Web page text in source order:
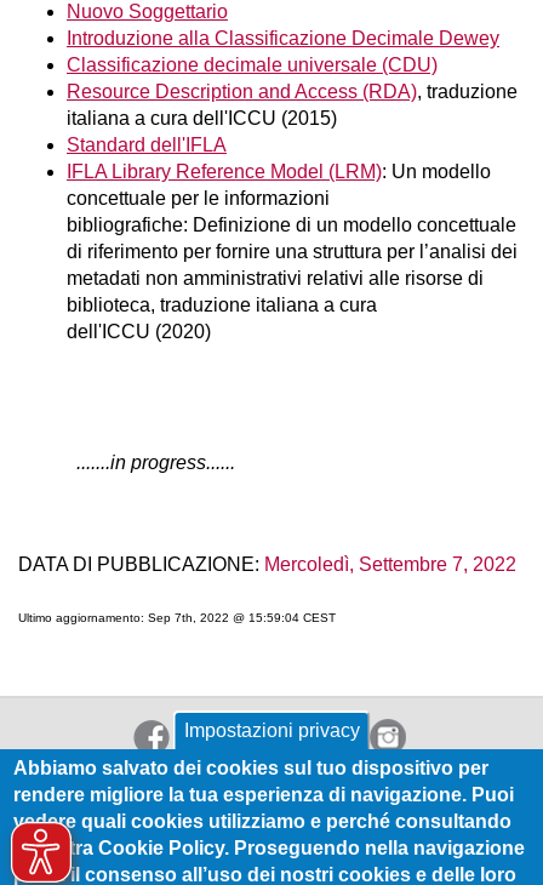
Impostazioni privacy
Abbiamo salvato dei cookies sul tuo dispositivo per
rendere migliore la tua esperienza di navigazione. Puoi
vedere quali cookies utilizziamo e perché consultando
la nostra Cookie Policy. Proseguendo nella navigazione
presti il consenso all’uso dei nostri cookies e delle loro
Nuovo Soggettario
Introduzione alla Classificazione Decimale Dewey
​Classificazione decimale universale (CDU)
Resource Description and Access (RDA), traduzione
italiana a cura dell'ICCU (2015)
Standard dell'IFLA
IFLA Library Reference Model (LRM): Un modello
concettuale per le informazioni
bibliografiche: Definizione di un modello concettuale
di riferimento per fornire una struttura per l’analisi dei
metadati non amministrativi relativi alle risorse di
biblioteca, traduzione italiana a cura
dell'ICCU (2020)
.......in progress......
DATA DI PUBBLICAZIONE: Mercoledì, Settembre 7, 2022
Ultimo aggiornamento: Sep 7th, 2022 @ 15:59:04 CEST
Codice privacy| RSS |Dichiarazione di accessibilità